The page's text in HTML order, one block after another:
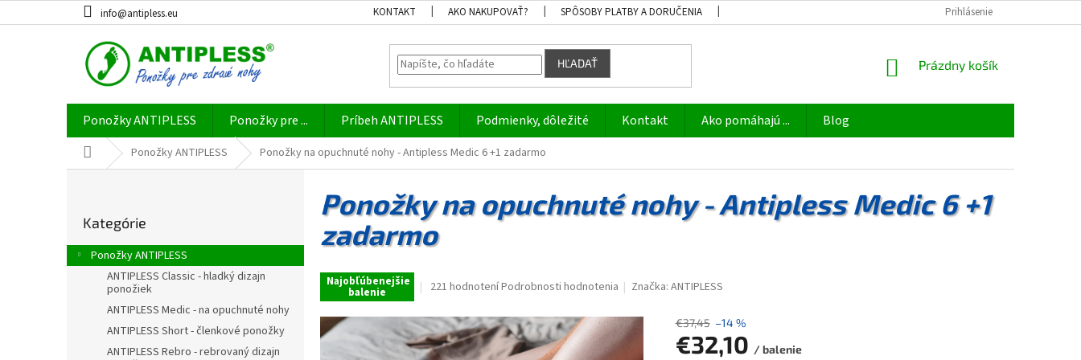
na
info@antipless.eu KONTAKT AKO NAKUPOVAŤ? SPÔSOBY PLATBY A DORUČENIA ODSTÚPIŤ OD ZMLUVY TU
Prihlásenie
HĽADAŤ
NÁKUPNÝ
Prázdny košík
Ponožky ANTIPLESS Ponožky pre ... Príbeh ANTIPLESS Podmienky, dôležité Kontakt Ako pomáhajú ... Blog
DomovPonožky ANTIPLESS Ponožky na opuchnuté nohy - Antipless Medic 6 +1 zadarmo
ý
p
kategórie
Kategórie
Ponožky ANTIPLESS
ANTIPLESS Classic - hladký dizajn
ponožiek
ANTIPLESS Medic - na opuchnuté nohy
ANTIPLESS Short - členkové ponožky
ANTIPLESS Rebro - rebrovaný dizajn
Ponožky na opuchnuté nohy - Antipless Medic 6 +1
zadarmo
Najobľúbenejšie
balenie
Priemerné
produktu
je
4,8
221 hodnoteníPodrobnosti hodnotenia Značka:ANTIPLESS
€37,45 –14 %
€32,10 / balenie